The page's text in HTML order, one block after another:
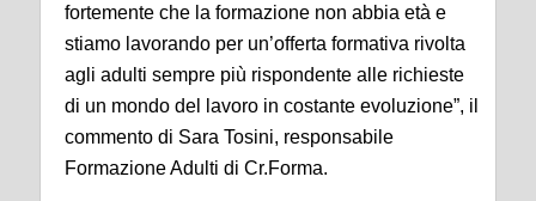
fortemente che la formazione non abbia età e
stiamo lavorando per un’offerta formativa rivolta
agli adulti sempre più rispondente alle richieste
di un mondo del lavoro in costante evoluzione”, il
commento di Sara Tosini, responsabile
Formazione Adulti di Cr.Forma.